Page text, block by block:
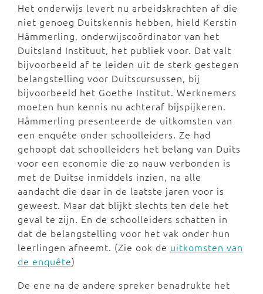
Het onderwijs levert nu arbeidskrachten af die
niet genoeg Duitskennis hebben, hield Kerstin
Hämmerling, onderwijscoördinator van het
Duitsland Instituut, het publiek voor. Dat valt
bijvoorbeeld af te leiden uit de sterk gestegen
belangstelling voor Duitscursussen, bij
bijvoorbeeld het Goethe Institut. Werknemers
moeten hun kennis nu achteraf bijspijkeren.
Hämmerling presenteerde de uitkomsten van
een enquête onder schoolleiders. Ze had
gehoopt dat schoolleiders het belang van Duits
voor een economie die zo nauw verbonden is
met de Duitse inmiddels inzien, na alle
aandacht die daar in de laatste jaren voor is
geweest. Maar dat blijkt slechts ten dele het
geval te zijn. En de schoolleiders schatten in
dat de belangstelling voor het vak onder hun
leerlingen afneemt. (Zie ook de uitkomsten van
de enquête)
De ene na de andere spreker benadrukte het